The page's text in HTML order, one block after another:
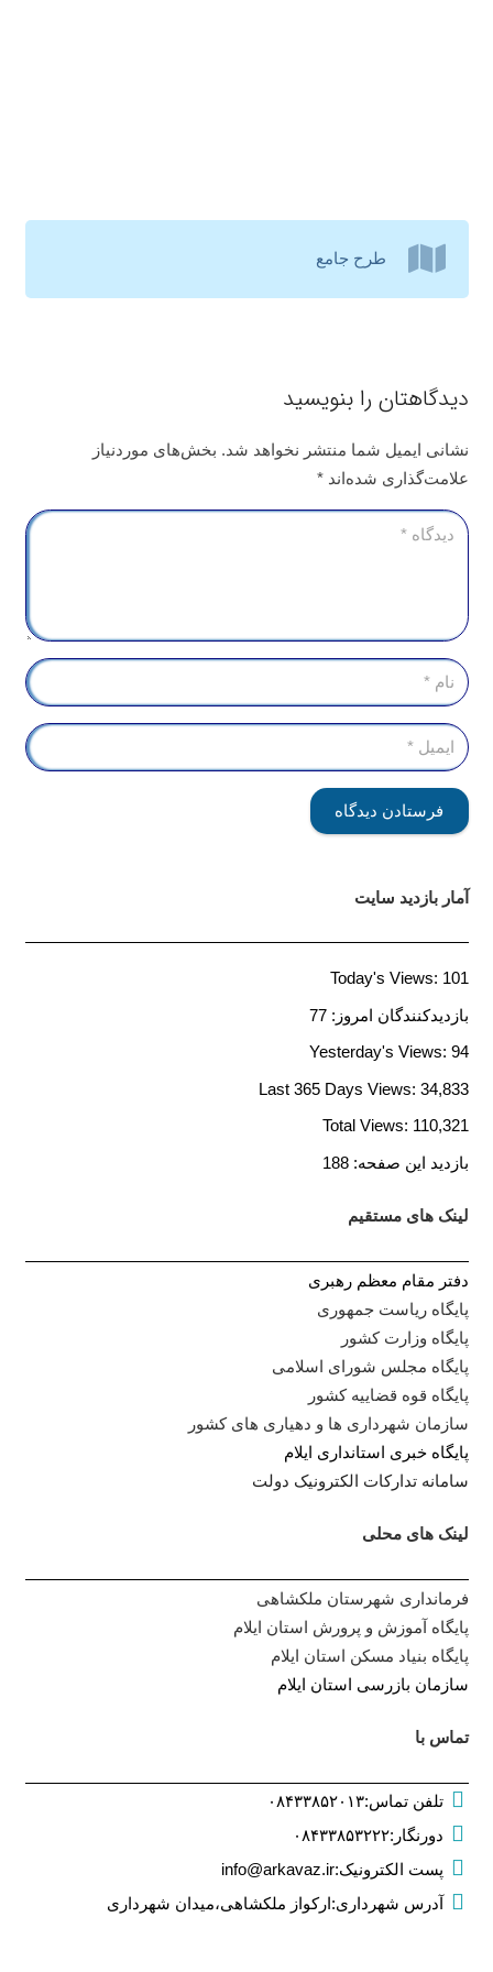
طرح جامع
دیدگاهتان را بنویسید
نشانی ایمیل شما منتشر نخواهد شد. بخش‌های موردنیاز
علامت‌گذاری شده‌اند*
فرستادن دیدگاه
آمار بازدید سایت
Today's Views: 101
بازدیدکنندگان امروز:77
Yesterday's Views: 94
Last 365 Days Views: 34,833
Total Views: 110,321
بازدید این صفحه:188
لینک های مستقیم
دفتر مقام معظم رهبری
پایگاه ریاست جمهوری
پایگاه وزارت کشور
پایگاه مجلس شورای اسلامی
پایگاه قوه قضاییه کشور
سازمان شهرداری ها و دهیاری های کشور
پایگاه خبری استانداری ایلام
سامانه تدارکات الکترونیک دولت
لینک های محلی
فرمانداری شهرستان ملکشاهی
پایگاه آموزش و پرورش استان ایلام
پایگاه بنیاد مسکن استان ایلام
سازمان بازرسی استان ایلام
تماس با
تلفن تماس:۰۸۴۳۳۸۵۲۰۱۳
دورنگار :۰۸۴۳۳۸۵۳۲۲۲
پست الکترونیک:
info@arkavaz.ir
آدرس شهرداری:ارکواز ملکشاهی،میدان شهرداری